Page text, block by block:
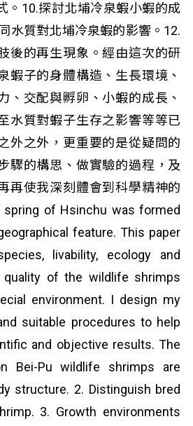
。10.探討北埔冷泉蝦小蝦的成
水質對北埔冷泉蝦的影響。12.
後的再生現象。經由這次的研
蝦子的身體構造、生長環境、
、交配與孵卵、小蝦的成長、
水質對蝦子生存之影響等等已
外之外，更重要的是從疑問的
驟的構思、做實驗的過程，及
再使我深刻體會到科學精神的
of Hsinchu was formed
feature. This paper
livability, ecology and
of the wildlife shrimps
environment. I design my
suitable procedures to help
and objective results. The
Bei-Pu wildlife shrimps are
structure. 2. Distinguish bred
3. Growth environments